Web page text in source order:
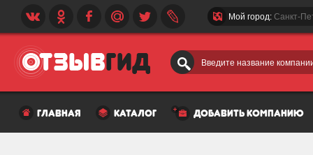
Введите название
Мой город: Санкт-
главная каталог добавить компанию